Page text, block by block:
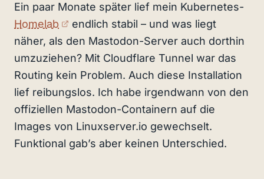
Ein paar Monate später lief mein Kubernetes-
Homelab
(externer Link)
endlich stabil – und was liegt
näher, als den Mastodon-Server auch dorthin
umzuziehen? Mit Cloudflare Tunnel war das
Routing kein Problem. Auch diese Installation
lief reibungslos. Ich habe irgendwann von den
offiziellen Mastodon-Containern auf die
Images von Linuxserver.io gewechselt.
Funktional gab’s aber keinen Unterschied.